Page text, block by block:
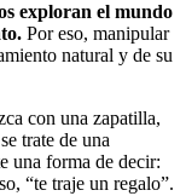
exploran el mundo
Por eso, manipular
natural y de su
con una zapatilla,
trate de una
una forma de decir:
“te traje un regalo”.